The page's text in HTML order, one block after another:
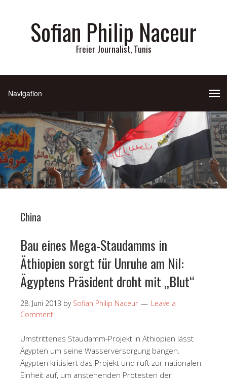
Sofian Philip Naceur
Freier Journalist, Tunis
China
Bau eines Mega-Staudamms in
Äthiopien sorgt für Unruhe am Nil:
Ägyptens Präsident droht mit „Blut“
28. Juni 2013 by Sofian Philip Naceur
Leave a
Comment
Umstrittenes Staudamm-Projekt in Äthiopien lässt
Ägypten um seine Wasserversorgung bangen.
Ägypten kritisiert das Projekt und ruft zur nationalen
Einheit auf, um anstehenden Protesten der